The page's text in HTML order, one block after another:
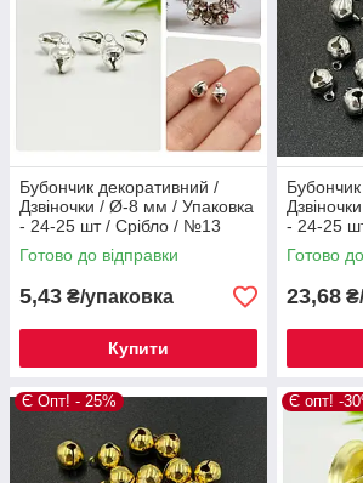
Бубончик декоративний /
Дзвіночки / Ø-8 мм / Упаковка
- 24-25 шт / Срібло / №13
Готово до відправки
5,43 ₴/упаковка
Купити
- 24-25
Готово
23,68
Є Опт! - 25% Є опт! -